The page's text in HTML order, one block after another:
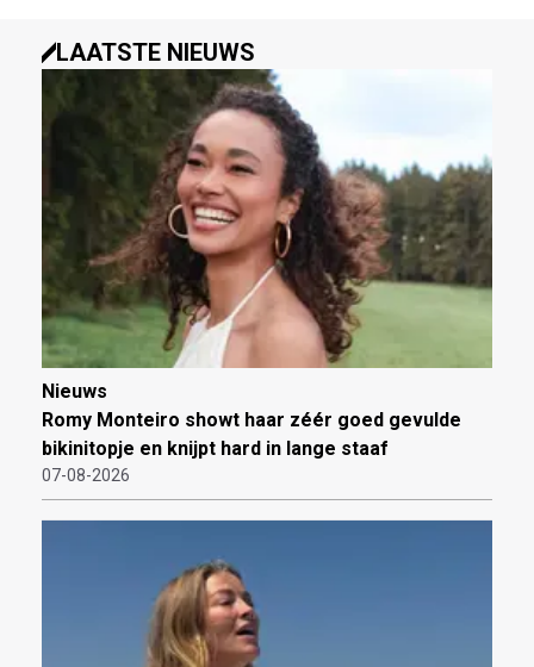
LAATSTE NIEUWS
Nieuws
Romy Monteiro showt haar zéér goed gevulde
bikinitopje en knijpt hard in lange staaf
07-08-2026